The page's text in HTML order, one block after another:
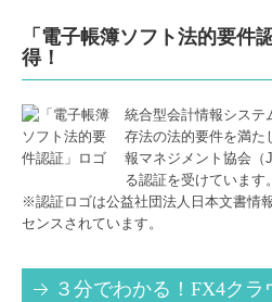
採用情報
募集要項
インターン募集
お問い合わせ
「電子帳簿ソフト法的要件
得！
統合型会計情報システ
存法の法的要件を満た
報マネジメント協会（
る認証を受けています。
※認証ロゴは公益社団法人日本文書情
センスされています。
３分でわかる！FX4ク